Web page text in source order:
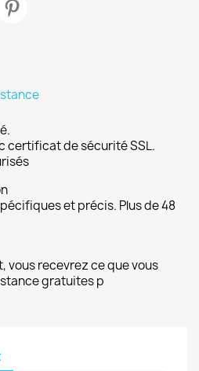
certificat de sécurité SSL.
et précis. Plus de 48
vous recevrez ce que vous
gratuites p